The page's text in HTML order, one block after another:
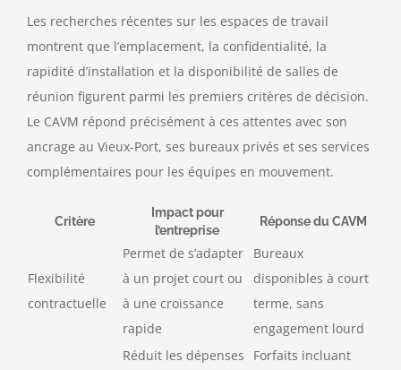
Les recherches récentes sur les espaces de travail
montrent que l’emplacement, la confidentialité, la
rapidité d’installation et la disponibilité de salles de
réunion figurent parmi les premiers critères de décision.
Le CAVM répond précisément à ces attentes avec son
ancrage au Vieux-Port, ses bureaux privés et ses services
complémentaires pour les équipes en mouvement.
Critère
Impact pour
l’entreprise
Réponse du CAVM
Flexibilité
contractuelle
Permet de s’adapter
à un projet court ou
à une croissance
rapide
Bureaux
disponibles à court
terme, sans
engagement lourd
Réduit les dépenses
Forfaits incluant